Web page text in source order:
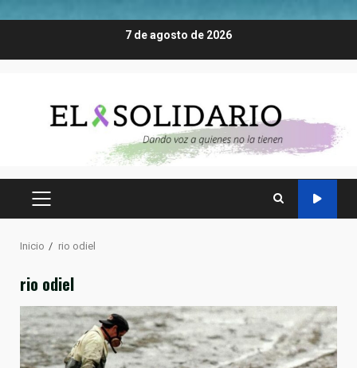
7 de agosto de 2026
MENÚ
Inicio rio odiel
rio odiel